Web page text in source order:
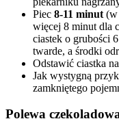
Piec 8-11 minut (w
więcej 8 minut dla
ciastek o grubości
twarde, a środki
Odstawić ciastka
Jak wystygną
zamkniętego
Polewa